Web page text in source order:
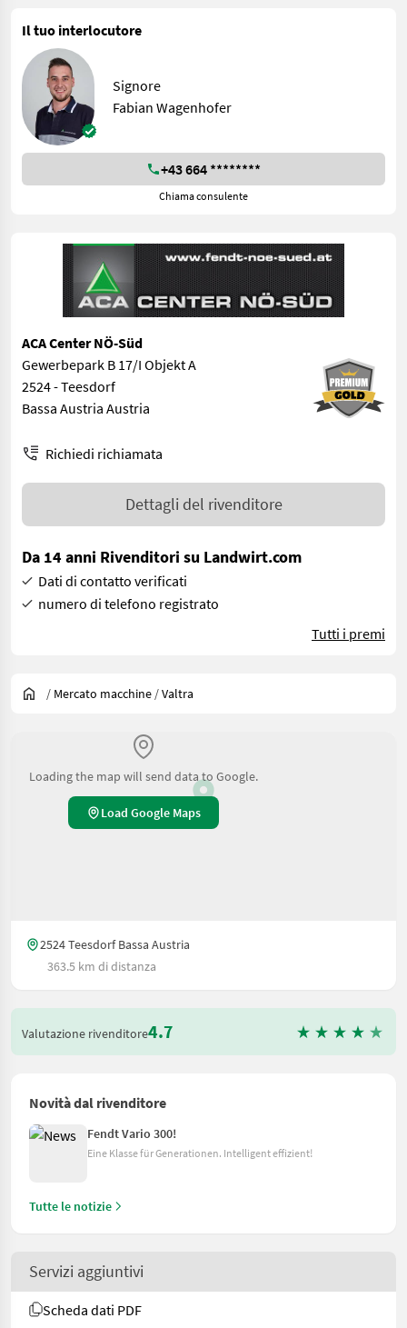
Il tuo interlocutore
Signore
Fabian Wagenhofer
+43 664 ********
Chiama consulente
ACA Center NÖ-Süd
Gewerbepark B 17/I Objekt A
2524 - Teesdorf
Bassa Austria Austria
Richiedi richiamata
Dettagli del rivenditore
Da 14 anni Rivenditori su Landwirt.com
Dati di contatto verificati
numero di telefono registrato
Tutti i premi
/ Mercato macchine /Valtra
Loading the map will send data to Google.
Load Google Maps
2524 Teesdorf Bassa Austria
363.5 km di distanza
Valutazione rivenditore4.7
Novità dal rivenditore
Fendt Vario 300!
Eine Klasse für Generationen. Intelligent effizient!
Tutte le notizie
Servizi aggiuntivi
Scheda dati PDF